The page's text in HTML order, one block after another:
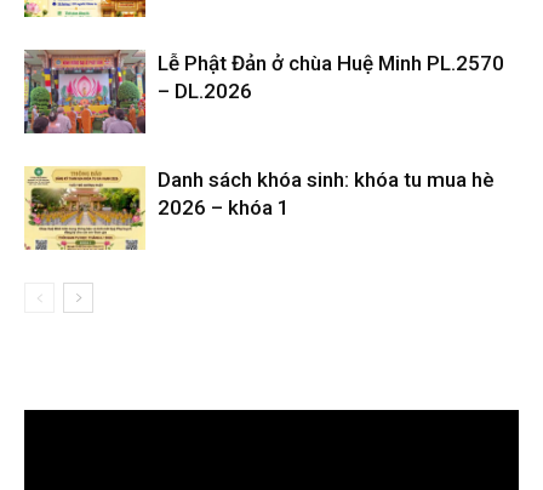
Lễ Phật Đản ở chùa Huệ Minh PL.2570
– DL.2026
Danh sách khóa sinh: khóa tu mua hè
2026 – khóa 1